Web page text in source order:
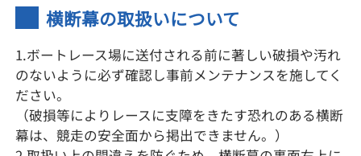
横断幕の取扱いについて
1.ボートレース場に送付される前に著しい破損や汚れ
のないように必ず確認し事前メンテナンスを施してく
ださい。
（破損等によりレースに支障をきたす恐れのある横断
幕は、競走の安全面から掲出できません。）